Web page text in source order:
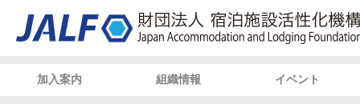
加入案内 組織情報 イベント